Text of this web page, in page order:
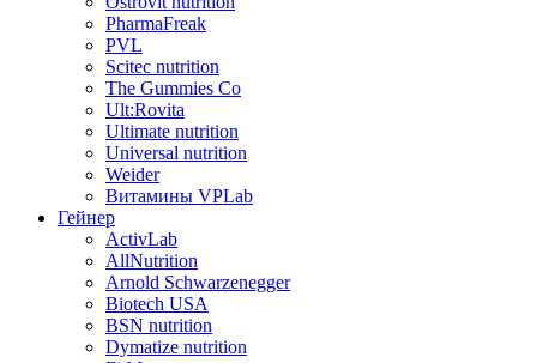
PharmaFreak
PVL
Scitec nutrition
The Gummies Co
Ult:Rovita
Ultimate nutrition
Universal nutrition
Weider
Витамины VPLab
Гейнер
ActivLab
AllNutrition
Arnold Schwarzenegger
Biotech USA
BSN nutrition
Dymatize nutrition